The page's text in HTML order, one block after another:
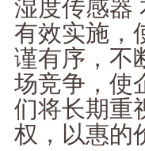
湿度传感器
有效实施，
谨有序，不
场竞争，使
们将长期重
权，以惠的